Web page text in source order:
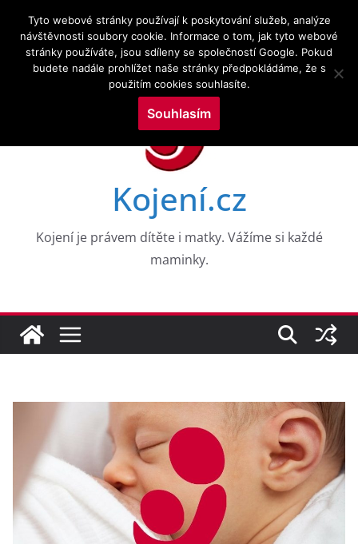
obsah
8.8.2026
Novinky: CESTY K NEROVNOSTEM V DUŠEVNÍM ZDRAVÍ
DĚTÍ V RANÉM VĚKU: DŮKAZY Z 8 VKOHORT
NAROZENÝCH
Drogy a kojení a zkoumání služeb v perinatálním
Výzkumné trendy kojení a kojenecké výživy ve
mapovací analýza
WHO PRO EVROPU, 2026
Aktuální témata v kojení a laktační medicíně
Kojení.cz
Kojení je právem dítěte i matky. Vážíme si každé
maminky.
Tyto webové stránky používají k poskytování služeb, analýze
návštěvnosti soubory cookie. Informace o tom, jak tyto webové
stránky používáte, jsou sdíleny se společností Google. Pokud
budete nadále prohlížet naše stránky předpokládáme, že s
použitím cookies souhlasíte.
Souhlasím